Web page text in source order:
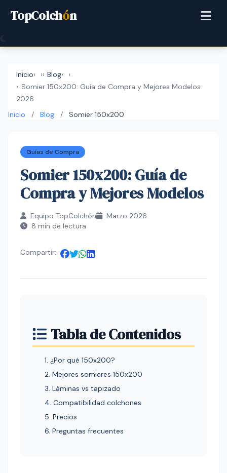
TopColchón
Inicio › Blog
›
Somier 150x200: Guía de Compra y Mejores Modelos
2026
Inicio
/ Blog / Somier 150x200
Guías de Compra
Somier 150x200: Guía de
Compra y Mejores Modelos
Equipo TopColchón
Marzo 2026
8 min de lectura
Compartir:
Tabla de Contenidos
1. ¿Por qué 150x200?
2. Mejores somieres 150x200
3. Láminas vs tapizado
4. Compatibilidad colchones
5. Precios
6. Preguntas frecuentes